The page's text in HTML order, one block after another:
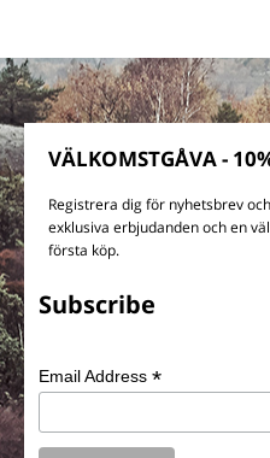
VÄLKOMSTGÅVA -
Registrera dig för nyhetsbrev
exklusiva erbjudanden och en
första köp.
Subscribe
Email Address*